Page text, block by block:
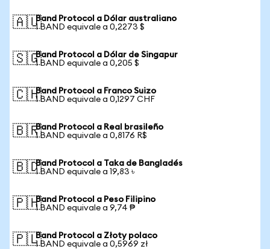
🇦🇺Band Protocol a Dólar australiano
1 BAND equivale a 0,2273 $
🇸🇬Band Protocol a Dólar de Singapur
1 BAND equivale a 0,205 $
🇨🇭Band Protocol a Franco Suizo
1 BAND equivale a 0,1297 CHF
🇧🇷Band Protocol a Real brasileño
1 BAND equivale a 0,8176 R$
🇧🇩Band Protocol a Taka de Bangladés
1 BAND equivale a 19,83 ৳
🇵🇭Band Protocol a Peso Filipino
1 BAND equivale a 9,74 ₱
🇵🇱Band Protocol a Złoty polaco
1 BAND equivale a 0,5969 zł